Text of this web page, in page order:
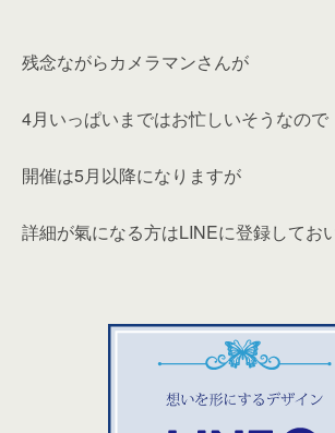
残念ながらカメラマンさんが
4月いっぱいまではお忙しいそうなので
開催は5月以降になりますが
詳細が氣になる方はLINEに登録してお